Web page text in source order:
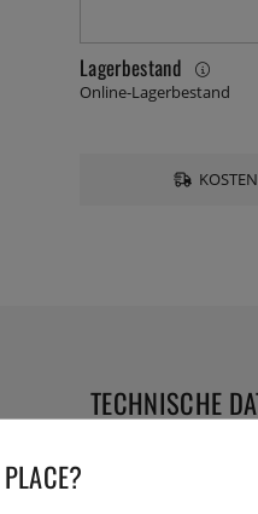
Lagerbestand
Online-Lagerbestand
TECHNISCHE